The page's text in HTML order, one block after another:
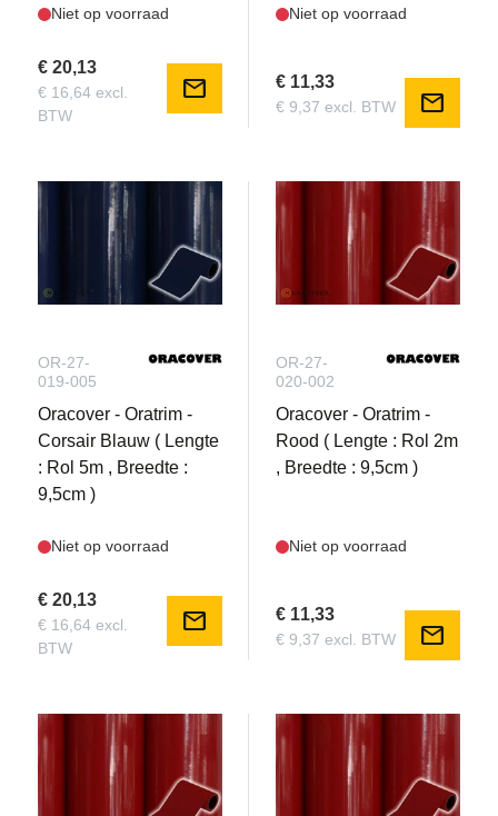
Niet op voorraad
€ 20,13
€ 16,64 excl.
BTW
mail
Niet op voorraad
€ 11,33
€ 9,37 excl. BTW mail
OR-27-
019-005
Oracover - Oratrim -
Corsair Blauw ( Lengte
: Rol 5m , Breedte :
9,5cm )
Niet op voorraad
€ 20,13
€ 16,64 excl.
BTW
mail
OR-27-
020-002
Oracover - Oratrim -
Rood ( Lengte : Rol 2m
, Breedte : 9,5cm )
Niet op voorraad
€ 11,33
€ 9,37 excl. BTW mail